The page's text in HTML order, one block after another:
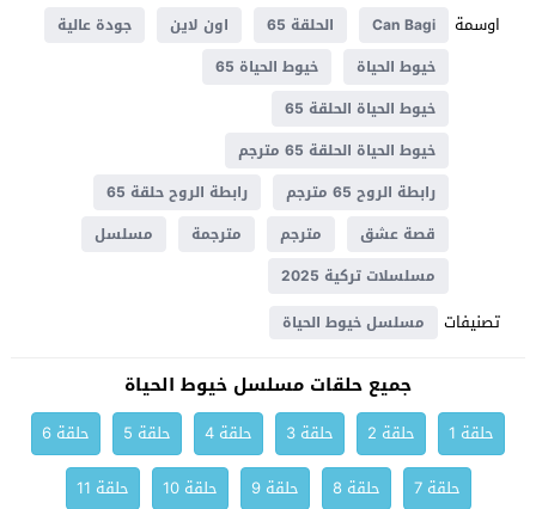
اوسمة
Can Bagi الحلقة 65 اون لاين
جودة عالية
خيوط الحياة
خيوط الحياة 65
خيوط الحياة الحلقة 65
خيوط الحياة الحلقة 65 مترجم
رابطة الروح 65 مترجم
رابطة الروح حلقة 65
قصة عشق
مترجم مترجمة
مسلسل
مسلسلات تركية 2025
تصنيفات مسلسل خيوط الحياة
جميع حلقات مسلسل خيوط الحياة
حلقة 1 حلقة 2 حلقة 3 حلقة 4 حلقة 5
حلقة 6
حلقة 7
حلقة 8 حلقة 9 حلقة 10
حلقة 11